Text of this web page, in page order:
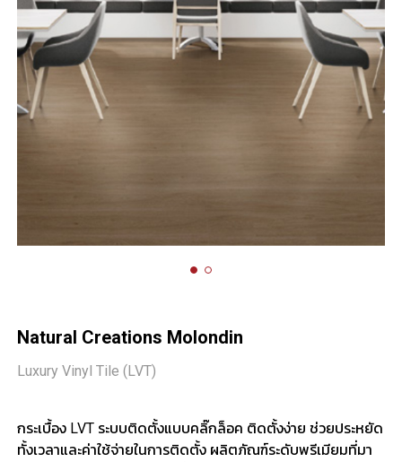
Natural Creations Molondin
Luxury Vinyl Tile (LVT)
กระเบื้อง LVT ระบบติดตั้งแบบคลิ๊กล็อค ติดตั้งง่าย ช่วยประหยัด
ทั้งเวลาและค่าใช้จ่ายในการติดตั้ง ผลิตภัณฑ์ระดับพรีเมียมที่มา